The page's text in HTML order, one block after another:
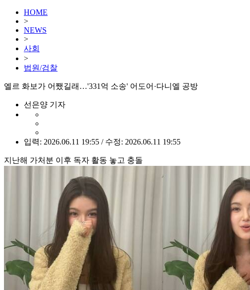
HOME
>
NEWS
>
사회
>
법원/검찰
엘르 화보가 어쨌길래…'331억 소송' 어도어·다니엘 공방
선은양 기자
입력: 2026.06.11 19:55 / 수정: 2026.06.11 19:55
지난해 가처분 이후 독자 활동 놓고 충돌